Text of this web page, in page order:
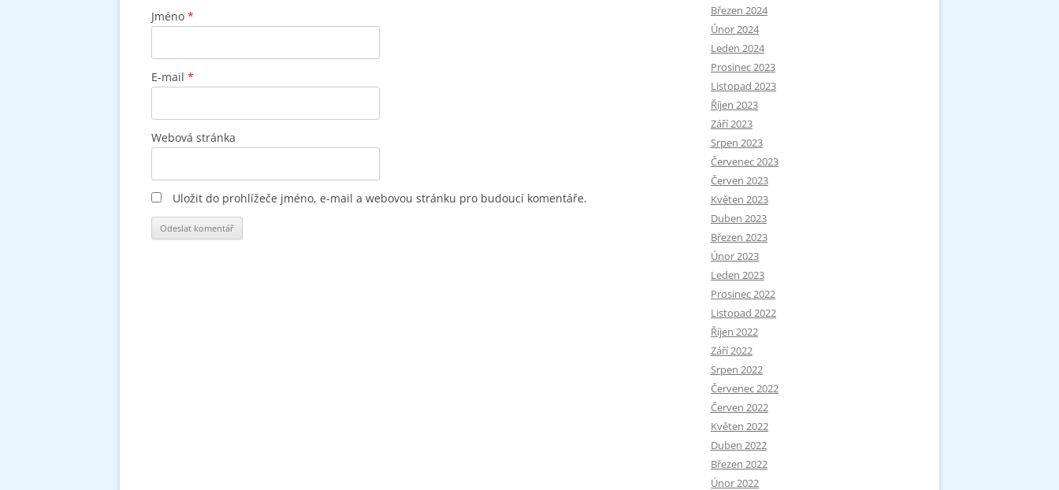
Jméno *
E-mail *
Webová stránka
Uložit do prohlížeče jméno, e-mail a webovou stránku pro budoucí komentáře.
Březen 2024
Únor 2024
Leden 2024
Prosinec 2023
Listopad 2023
Říjen 2023
Září 2023
Srpen 2023
Červenec 2023
Červen 2023
Květen 2023
Duben 2023
Březen 2023
Únor 2023
Leden 2023
Prosinec 2022
Listopad 2022
Říjen 2022
Září 2022
Srpen 2022
Červenec 2022
Červen 2022
Květen 2022
Duben 2022
Březen 2022
Únor 2022